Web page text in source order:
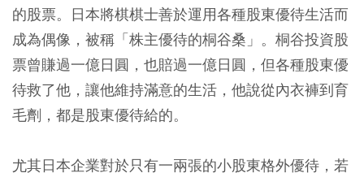
的股票。日本將棋棋士善於運用各種股東優待生活而
成為偶像，被稱「株主優待的桐谷桑」。桐谷投資股
票曾賺過一億日圓，也賠過一億日圓，但各種股東優
待救了他，讓他維持滿意的生活，他說從內衣褲到育
毛劑，都是股東優待給的。
尤其日本企業對於只有一兩張的小股東格外優待，若